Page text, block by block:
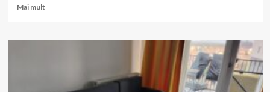
Mai multRead
Avantajele
profesionale